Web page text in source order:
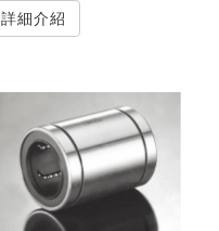
詳細介紹